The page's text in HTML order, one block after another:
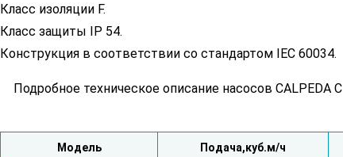
Класс изоляции F.
Класс защиты IP 54.
Конструкция в соответствии со стандартом IEC 60034.
Подробное техническое описание насосов CALPEDA C
Модель Подача,куб.м/ч